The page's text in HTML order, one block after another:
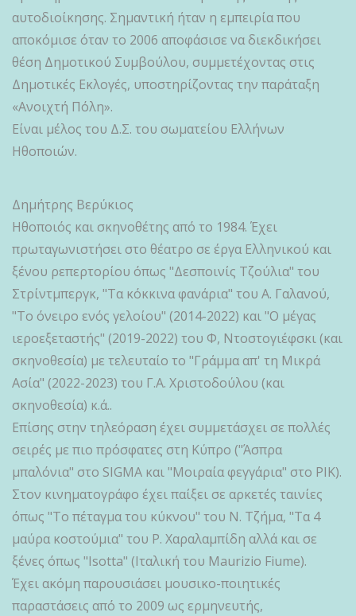
αυτοδιοίκησης. Σημαντική ήταν η εμπειρία που
αποκόμισε όταν το 2006 αποφάσισε να διεκδικήσει
θέση Δημοτικού Συμβούλου, συμμετέχοντας στις
Δημοτικές Εκλογές, υποστηρίζοντας την παράταξη
«Ανοιχτή Πόλη».
Είναι μέλος του Δ.Σ. του σωματείου Ελλήνων
Ηθοποιών.
Δημήτρης Βερύκιος
Ηθοποιός και σκηνοθέτης από το 1984. Έχει
πρωταγωνιστήσει στο θέατρο σε έργα Ελληνικού και
ξένου ρεπερτορίου όπως "Δεσποινίς Τζούλια" του
Στρίντμπεργκ, "Τα κόκκινα φανάρια" του Α. Γαλανού,
"Το όνειρο ενός γελοίου" (2014-2022) και "Ο μέγας
ιεροεξεταστής" (2019-2022) του Φ, Ντοστογιέφσκι (και
σκηνοθεσία) με τελευταίο το "Γράμμα απ' τη Μικρά
Ασία" (2022-2023) του Γ.Α. Χριστοδούλου (και
σκηνοθεσία) κ.ά..
Επίσης στην τηλεόραση έχει συμμετάσχει σε πολλές
σειρές με πιο πρόσφατες στη Κύπρο ("Άσπρα
μπαλόνια" στο SIGMA και "Μοιραία φεγγάρια" στο ΡΙΚ).
Στον κινηματογράφο έχει παίξει σε αρκετές ταινίες
όπως "Το πέταγμα του κύκνου" του Ν. Τζήμα, "Τα 4
μαύρα κοστούμια" του Ρ. Χαραλαμπίδη αλλά και σε
ξένες όπως "Isotta" (Ιταλική του Maurizio Fiume).
Έχει ακόμη παρουσιάσει μουσικο-ποιητικές
παραστάσεις από το 2009 ως ερμηνευτής,